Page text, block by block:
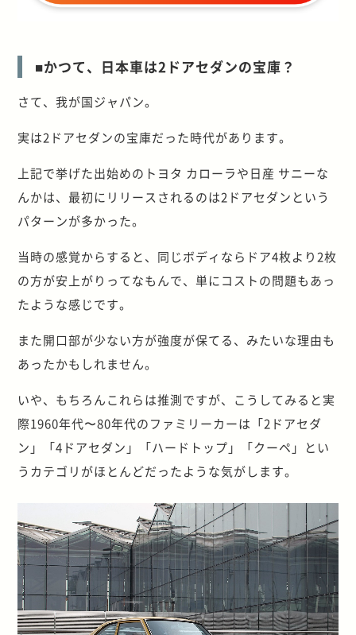
■かつて、日本車は2ドアセダンの宝庫？
さて、我が国ジャパン。
実は2ドアセダンの宝庫だった時代があります。
上記で挙げた出始めのトヨタ カローラや日産 サニーな
んかは、最初にリリースされるのは2ドアセダンという
パターンが多かった。
当時の感覚からすると、同じボディならドア4枚より2枚
の方が安上がりってなもんで、単にコストの問題もあっ
たような感じです。
また開口部が少ない方が強度が保てる、みたいな理由も
あったかもしれません。
いや、もちろんこれらは推測ですが、こうしてみると実
際1960年代〜80年代のファミリーカーは「2ドアセダ
ン」「4ドアセダン」「ハードトップ」「クーペ」とい
うカテゴリがほとんどだったような気がします。